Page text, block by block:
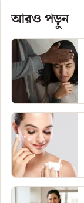
আরও পড়ুন